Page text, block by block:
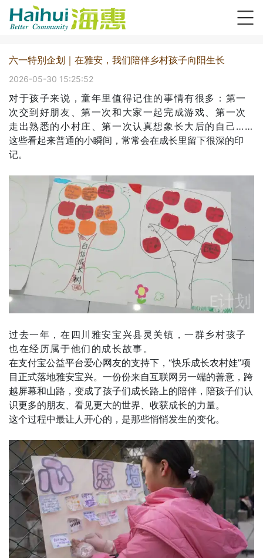
六一特别企划｜在雅安，我们陪伴乡村孩子向阳生长
2026-05-30 15:25:52
对于孩子来说，童年里值得记住的事情有很多：第一
次交到好朋友、第一次和大家一起完成游戏、第一次
走出熟悉的小村庄、第一次认真想象长大后的自己……
这些看起来普通的小瞬间，常常会在成长里留下很深的印
记。
过去一年，在四川雅安宝兴县灵关镇，一群乡村孩子
也在经历属于他们的成长故事。
在支付宝公益平台爱心网友的支持下，“快乐成长农村娃”项
目正式落地雅安宝兴。一份份来自互联网另一端的善意，跨
越屏幕和山路，变成了孩子们成长路上的陪伴，陪孩子们认
识更多的朋友、看见更大的世界、收获成长的力量。
这个过程中最让人开心的，是那些悄悄发生的变化。